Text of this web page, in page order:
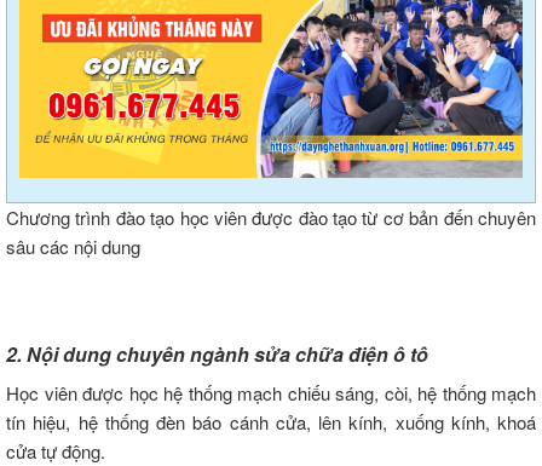
Chương trình đào tạo học viên được đào tạo từ cơ bản đến chuyên
sâu các nội dung
2. Nội dung chuyên ngành sửa chữa điện ô tô
Học viên được học hệ thống mạch chiếu sáng, còi, hệ thống mạch
tín hiệu, hệ thống đèn báo cánh cửa, lên kính, xuống kính, khoá
cửa tự động.